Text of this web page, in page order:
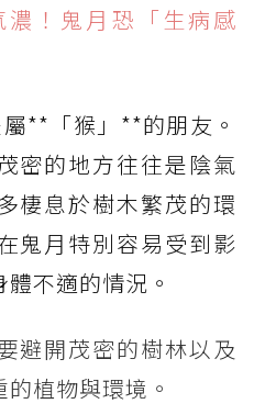
！鬼月恐「生病感
**「猴」**的朋友。
密的地方往往是陰氣
棲息於樹木繁茂的環
鬼月特別容易受到影
不適的情況。
避開茂密的樹林以及
植物與環境。